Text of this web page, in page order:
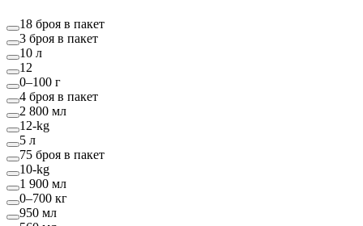
18 броя в пакет
3 броя в пакет
10 л
12
0–100 г
4 броя в пакет
2 800 мл
12-kg
5 л
75 броя в пакет
10-kg
1 900 мл
0–700 кг
950 мл